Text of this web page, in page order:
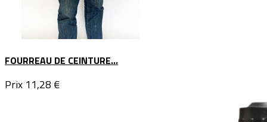
FOURREAU DE CEINTURE...
Prix 11,28 €